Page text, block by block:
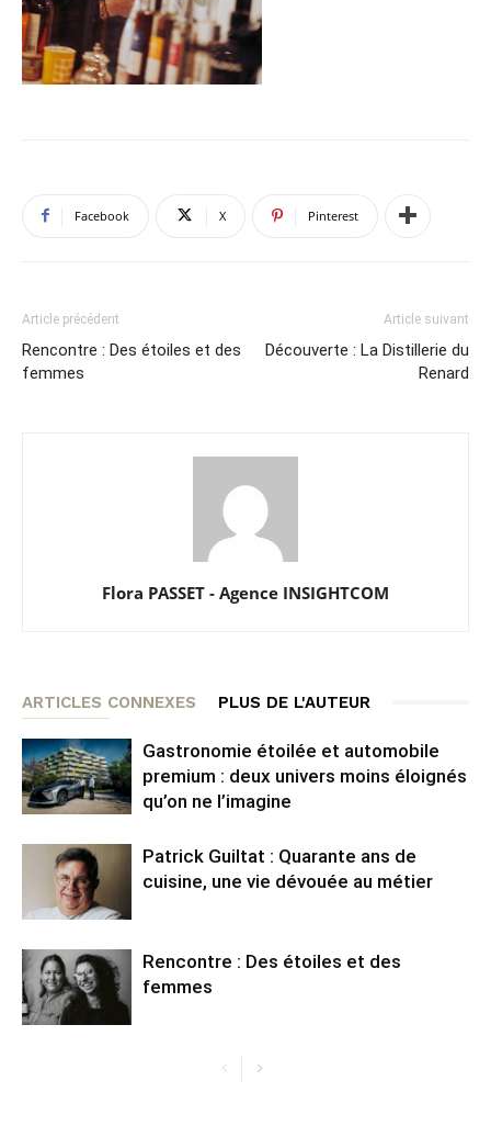
Facebook X Pinterest
Article précédent
Rencontre : Des étoiles et des
femmes
Article suivant
Découverte : La Distillerie du
Renard
Flora PASSET - Agence INSIGHTCOM
ARTICLES CONNEXES PLUS DE L'AUTEUR
Gastronomie étoilée et automobile
premium : deux univers moins éloignés
qu’on ne l’imagine
Patrick Guiltat : Quarante ans de
cuisine, une vie dévouée au métier
Rencontre : Des étoiles et des
femmes